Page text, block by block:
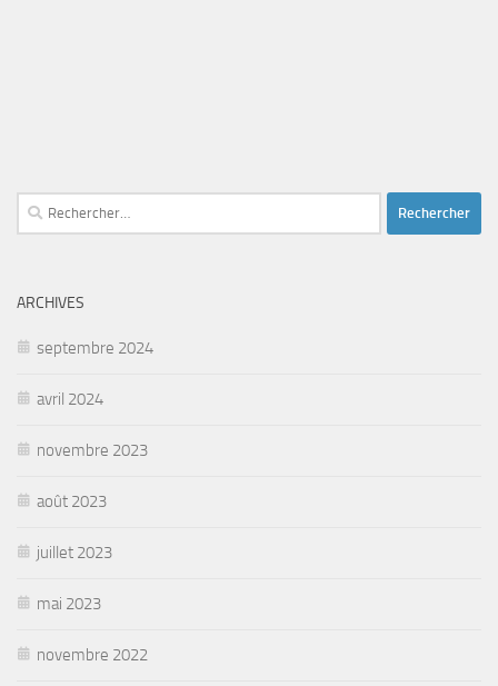
Rechercher :
ARCHIVES
septembre 2024
avril 2024
novembre 2023
août 2023
juillet 2023
mai 2023
novembre 2022